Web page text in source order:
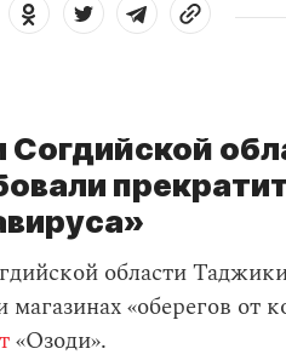
Согдийской
области
магазинах «оберегов от
«Озоди».